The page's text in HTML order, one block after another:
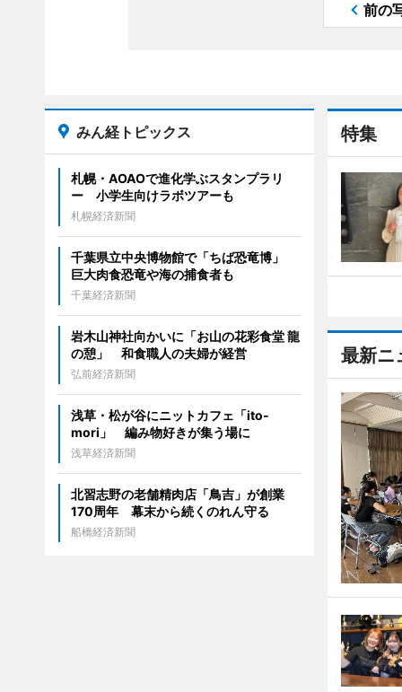
前の
特集
最新ニ
みん経トピックス
札幌・AOAOで進化学ぶスタンプラリ
ー 小学生向けラボツアーも
札幌経済新聞
千葉県立中央博物館で「ちば恐竜博」
巨大肉食恐竜や海の捕食者も
千葉経済新聞
岩木山神社向かいに「お山の花彩食堂 龍
の憩」 和食職人の夫婦が経営
弘前経済新聞
浅草・松が谷にニットカフェ「ito-
mori」 編み物好きが集う場に
浅草経済新聞
北習志野の老舗精肉店「鳥吉」が創業
170周年 幕末から続くのれん守る
船橋経済新聞